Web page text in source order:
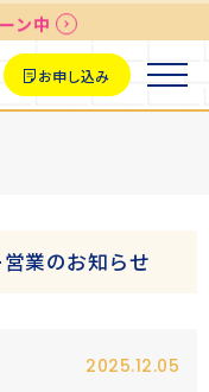
ン中
け7日後
お申し込み
業のお知らせ
2025.12.05